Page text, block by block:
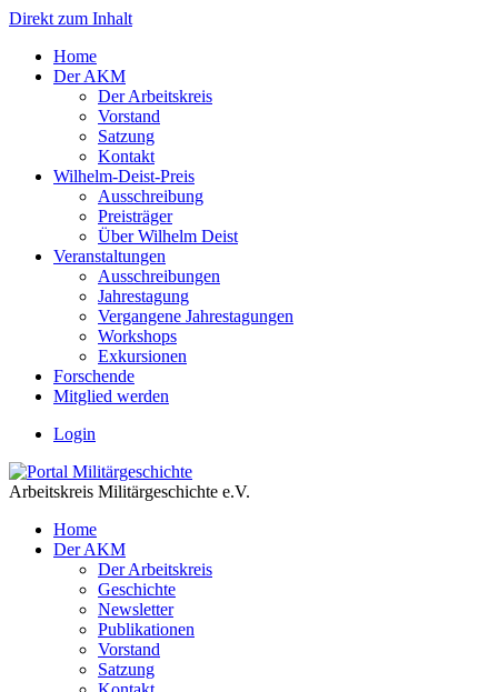
Direkt zum Inhalt
Home
Der AKM
Der Arbeitskreis
Vorstand
Satzung
Kontakt
Wilhelm-Deist-Preis
Ausschreibung
Preisträger
Über Wilhelm Deist
Veranstaltungen
Ausschreibungen
Jahrestagung
Vergangene Jahrestagungen
Workshops
Exkursionen
Forschende
Mitglied werden
Login
Arbeitskreis Militärgeschichte e.V.
Home
Der AKM
Der Arbeitskreis
Geschichte
Newsletter
Publikationen
Vorstand
Satzung